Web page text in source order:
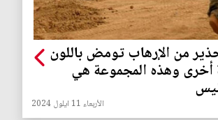
من الإرهاب تومض باللون
أخرى وهذه المجموعة هي
الأربعاء 11 ايلول 2024